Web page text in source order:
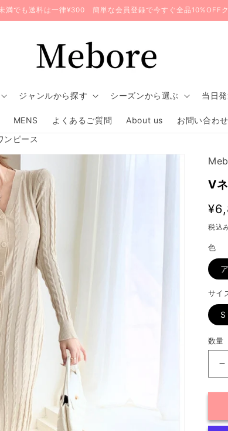
満でも送料は一律¥300 簡単な会員登録で今すぐ全品10%OFF
ジャンルから探す シーズンから選ぶ 当日
MENS よくあるご質問 About us お問い合わせ
ンピース
V
通
常
格
税込
色
サイ
S
数量